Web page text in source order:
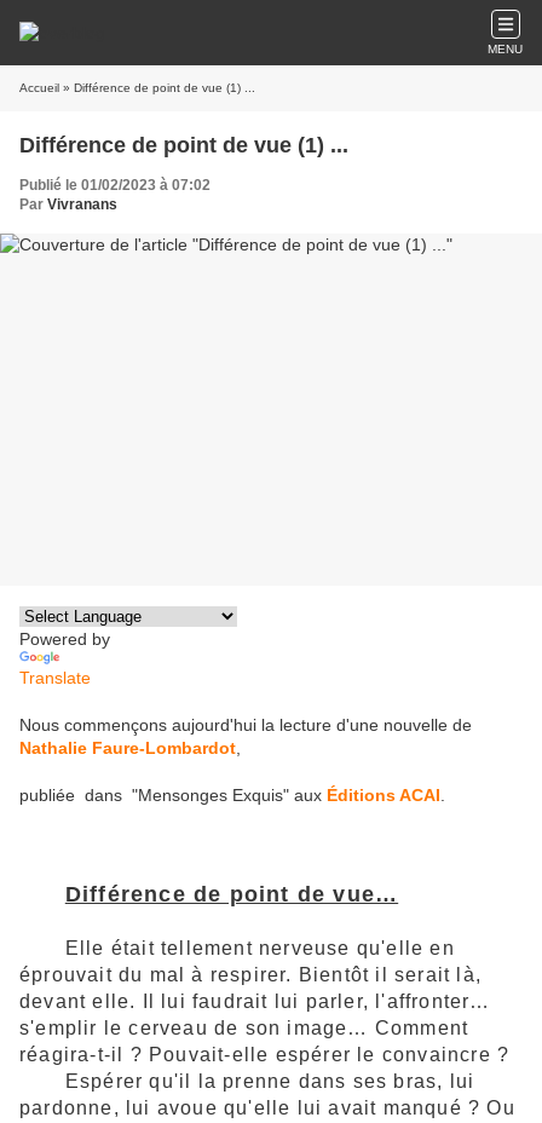
MENU
Accueil » Différence de point de vue (1) ...
Différence de point de vue (1) ...
Publié le 01/02/2023 à 07:02
Par Vivranans
Powered by
Translate
Nous commençons aujourd'hui la lecture d'une nouvelle de
Nathalie Faure-Lombardot
publiée dans "Mensonges Exquis" aux Éditions ACAI
Différence de point de vue…
Elle était tellement nerveuse qu'elle en
éprouvait du mal à respirer. Bientôt il serait là,
devant elle. Il lui faudrait lui parler, l'affronter…
s'emplir le cerveau de son image… Comment
réagira-t-il ? Pouvait-elle espérer le convaincre ?
Espérer qu'il la prenne dans ses bras, lui
pardonne, lui avoue qu'elle lui avait manqué ? Ou